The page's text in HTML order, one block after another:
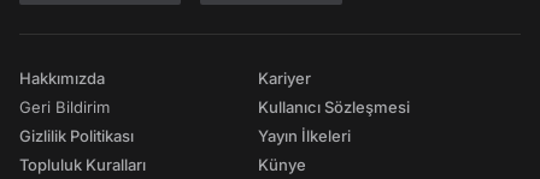
Hakkımızda
Geri Bildirim
Gizlilik Politikası
Topluluk Kuralları
Kariyer
Kullanıcı Sözleşmesi
Yayın İlkeleri
Künye